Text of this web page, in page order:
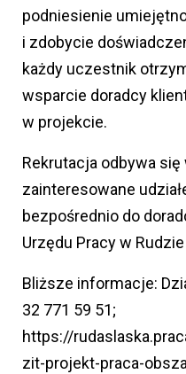
podniesienie
i zdobycie
każdy uczestnik
wsparcie doradcy
w projekcie.
Rekrutacja odbywa się
zainteresowane
bezpośrednio do
Urzędu Pracy w
Bliższe informacje:
32 771 59 51;
https://
zit-projekt-praca-